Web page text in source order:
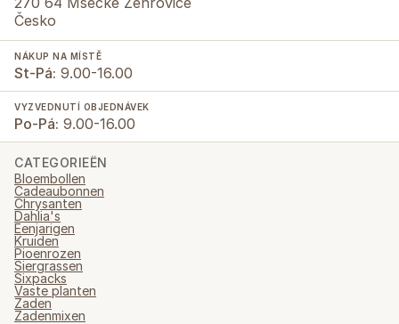
Česko
NÁKUP NA MÍSTĚ
St-Pá: 9.00-16.00
VYZVEDNUTÍ OBJEDNÁVEK
Po-Pá: 9.00-16.00
CATEGORIEËN
Bloembollen
Cadeaubonnen
Chrysanten
Dahlia's
Eenjarigen
Kruiden
Pioenrozen
Siergrassen
Sixpacks
Vaste planten
Zaden
Zadenmixen